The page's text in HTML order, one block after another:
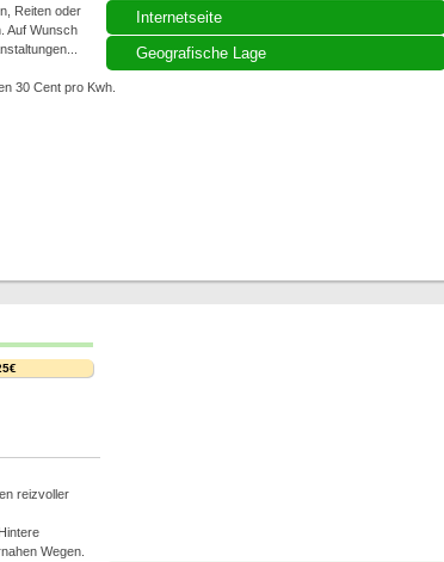
Internetseite
Geografische Lage
Reiten oder
Auf Wunsch
30 Cent pro Kwh.
reizvoller
Wegen.